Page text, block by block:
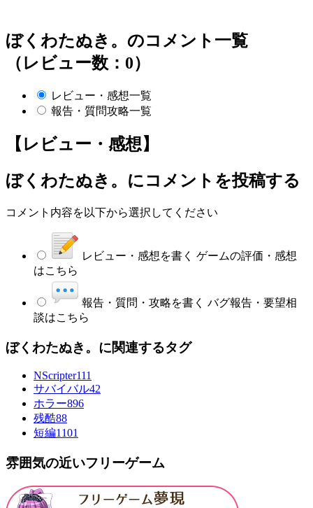
ぼくわたぬき。のコメント一覧
（レビュー数：0）
レビュー・感想一覧
報告・質問攻略一覧
【レビュー・感想】
ぼくわたぬき。 にコメントを投稿する
コメント内容を以下から選択してください
レビュー・感想を書く ゲームの評価・感想
はこちら
報告・質問・攻略を書く バグ報告・要望相
談はこちら
ぼくわたぬき。に関連するタグ
NScripter111
サバイバル42
ホラー896
残酷88
短編1101
雰囲気の近いフリーゲーム